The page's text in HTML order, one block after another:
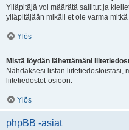
Ylläpitäjä voi määrätä sallitut ja
ylläpitäjään mikäli et ole varma
Ylös
Mistä löydän lähettämäni
Nähdäksesi listan liitetiedostoistasi,
liitetiedostot-osioon.
Ylös
phpBB -asiat